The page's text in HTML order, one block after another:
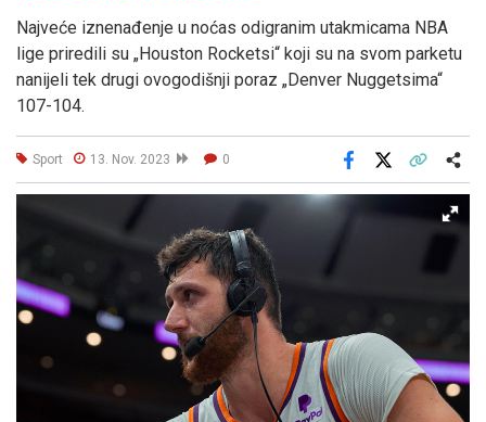
Najveće iznenađenje u noćas odigranim utakmicama NBA
lige priredili su „Houston Rocketsi“ koji su na svom parketu
nanijeli tek drugi ovogodišnji poraz „Denver Nuggetsima“
107-104.
Sport 13. Nov. 2023 0
Facebook